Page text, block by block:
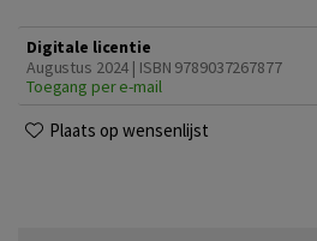
Digitale licentie
Augustus 2024 | ISBN 9789037267877
Toegang per e-mail
Plaats op wensenlijst